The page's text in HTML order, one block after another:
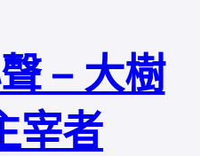
– 大樹
宰者